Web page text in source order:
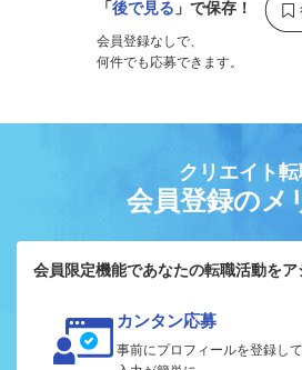
「後で見る 」で保存！
会員登録なしで、
何件でも応募できます。
クリエイト
会員登録のメ
会員限定機能であなたの転職活動をア
カンタン応募
事前にプロフィールを登録し